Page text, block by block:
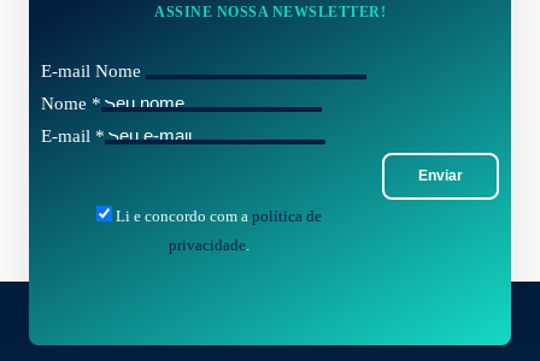
ASSINE NOSSA NEWSLETTER!
E-mail Nome
Nome *
E-mail *
Enviar
Li e concordo com a política de
privacidade